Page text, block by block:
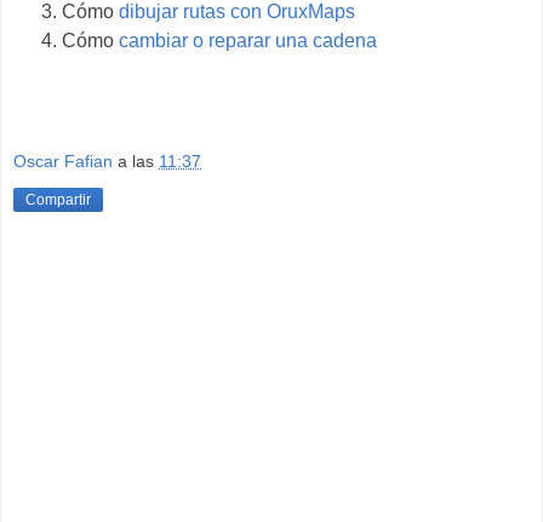
Cómo dibujar rutas con OruxMaps
Cómo cambiar o reparar una cadena
Oscar Fafian a las 11:37
Compartir